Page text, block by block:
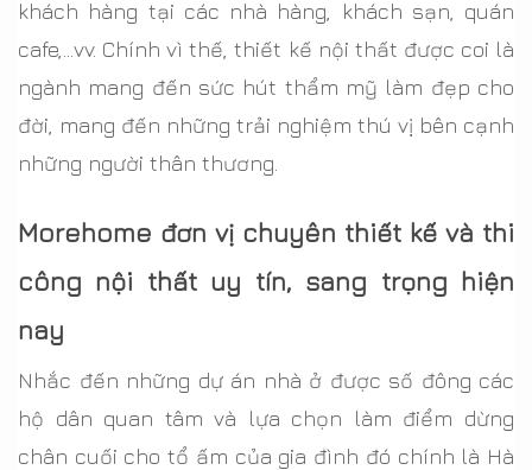
khách hàng tại các nhà hàng, khách sạn, quán
cafe,...vv. Chính vì thế, thiết kế nội thất được coi là
ngành mang đến sức hút thẩm mỹ làm đẹp cho
đời, mang đến những trải nghiệm thú vị bên cạnh
những người thân thương.
Morehome đơn vị chuyên thiết kế và thi
công nội thất uy tín, sang trọng hiện
nay
Nhắc đến những dự án nhà ở được số đông các
hộ dân quan tâm và lựa chọn làm điểm dừng
chân cuối cho tổ ấm của gia đình đó chính là Hà